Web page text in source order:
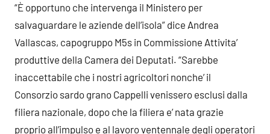
“È opportuno che intervenga il Ministero per
salvaguardare le aziende dell’isola” dice Andrea
Vallascas, capogruppo M5s in Commissione Attivita’
produttive della Camera dei Deputati. “Sarebbe
inaccettabile che i nostri agricoltori nonche’ il
Consorzio sardo grano Cappelli venissero esclusi dalla
filiera nazionale, dopo che la filiera e’ nata grazie
proprio all’impulso e al lavoro ventennale degli operatori